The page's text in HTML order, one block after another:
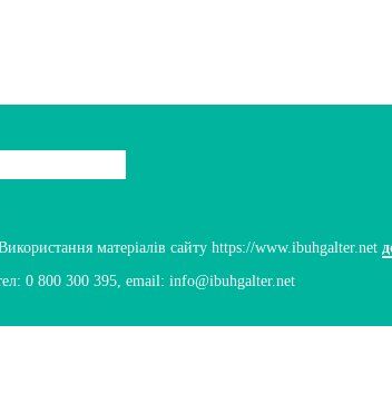
матеріалів сайту https://www.ibuhgalter.net
0 800 300 395, email: info@ibuhgalter.net